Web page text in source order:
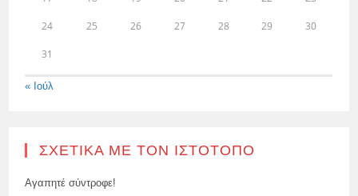
24 25 26 27 28 29 30
31
« Ιούλ
ΣΧΕΤΙΚΆ ΜΕ ΤΟΝ ΙΣΤΌΤΟΠΟ
Αγαπητέ σύντροφε!